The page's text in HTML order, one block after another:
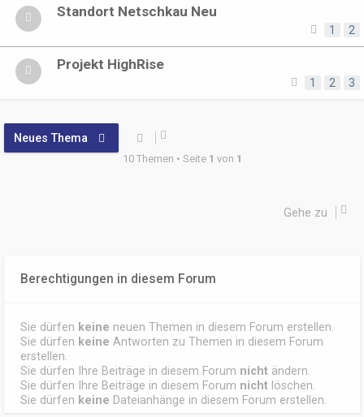
Standort Netschkau Neu
1 2
Projekt HighRise
1 2 3
Neues Thema
10 Themen • Seite 1 von 1
Gehe zu
Berechtigungen in diesem Forum
Sie dürfen keine neuen Themen in diesem Forum erstellen.
Sie dürfen keine Antworten zu Themen in diesem Forum
erstellen.
Sie dürfen Ihre Beiträge in diesem Forum nicht ändern.
Sie dürfen Ihre Beiträge in diesem Forum nicht löschen.
Sie dürfen keine Dateianhänge in diesem Forum erstellen.